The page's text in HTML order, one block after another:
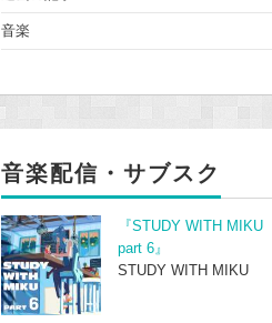
音楽
音楽配信・サブスク
『STUDY WITH MIKU
part 6』
STUDY WITH MIKU